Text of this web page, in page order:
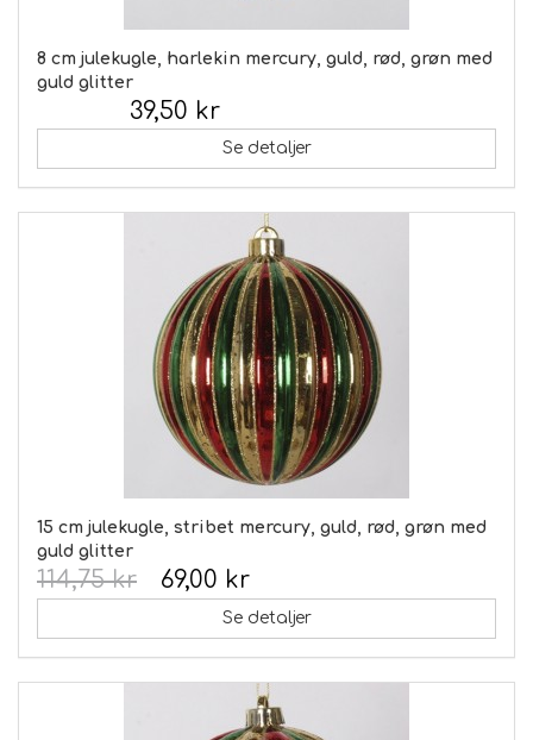
8 cm julekugle, harlekin mercury, guld, rød, grøn med
guld glitter
39,50 kr
Se detaljer
15 cm julekugle, stribet mercury, guld, rød, grøn med
guld glitter
69,00 kr
114,75 kr
Se detaljer